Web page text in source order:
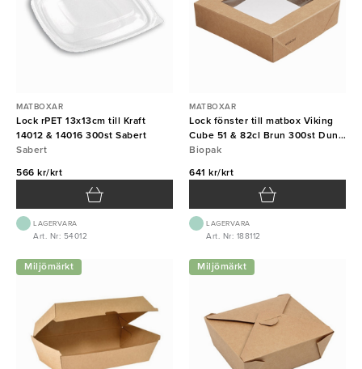
MATBOXAR
Lock rPET 13x13cm till Kraft
14012 & 14016 300st Sabert
Sabert
566 kr/krt
LAGERVARA
Art. Nr: 54012
MATBOXAR
Lock fönster till matbox Viking
Cube 51 & 82cl Brun 300st Duni
{E}
Biopak
641 kr/krt
LAGERVARA
Art. Nr: 188112
Miljömärkt Miljömärkt